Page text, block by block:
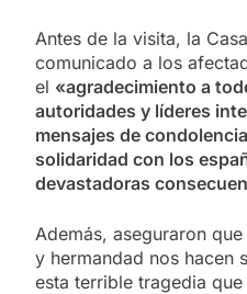
Antes de la visita, la
comunicado a los
el «agradecimiento a
autoridades y líderes
mensajes de
solidaridad con los
devastadoras
Además, aseguraron
y hermandad nos hacen
esta terrible tragedia que